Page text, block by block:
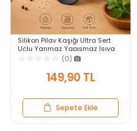
Silikon Pilav Kaşığı Ultra Sert
Uçlu Yanmaz Yapışmaz Isıya
Dayanıklı Siyah Servis Yemek
(0)
149,90 TL
Sepete Ekle